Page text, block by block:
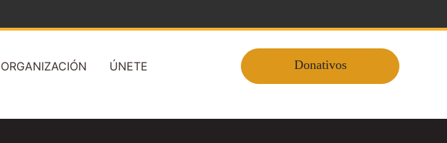
ORGANIZACIÓN ÚNETE Donativos